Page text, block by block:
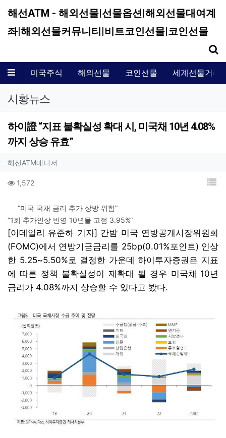
해선ATM - 해외선물|선물옵션|해외선물대여계
좌|해외선물커뮤니티|비트코인선물|코인선물
메뉴 미국주식 해외선물 코인선물 세계선물거래
시황뉴스
하이證 “지표 불확실성 확대 시, 미국채 10년 4.08%
까지 상승 유효”
작성자 정보
해선ATM매니저
컨텐츠 정보
1,572조회 목
본문“미국 국채 금리 추가 상방 위험”
“1회 추가인상 반영 10년물 고점 3.95%”
[이데일리 유준하 기자] 간밤 미국 연방공개시장위원회
(FOMC)에서 연방기금금리를 25bp(0.01%포인트) 인상
한 5.25~5.50%로 결정한 가운데 하이투자증권은 지표
에 따른 정책 불확실성이 재확대 될 경우 미국채 10년
금리가 4.08%까지 상승할 수 있다고 봤다.